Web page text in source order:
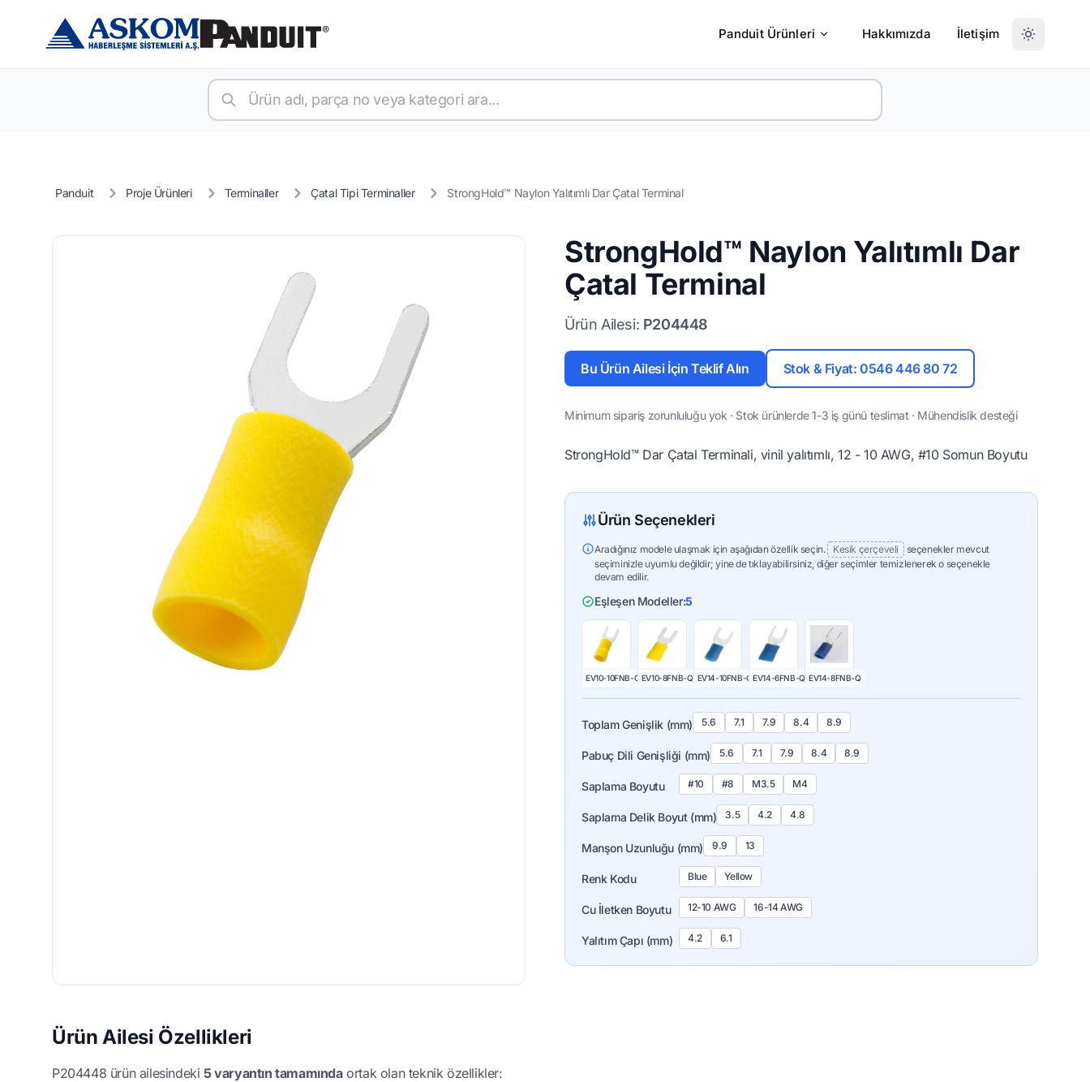
Panduit Ürünleri Hakkımızda İletişim
Panduit Proje Ürünleri Terminaller Çatal Tipi Terminaller StrongHold™ Naylon Yalıtımlı Dar Çatal Terminal
StrongHold™ Naylon Yalıtımlı Dar
Çatal Terminal
Ürün Ailesi: P204448
Bu Ürün Ailesi İçin Teklif Alın Stok & Fiyat: 0546 446 80 72
Minimum sipariş zorunluluğu yok · Stok ürünlerde 1-3 iş günü teslimat · Mühendislik desteği
StrongHold™ Dar Çatal Terminali, vinil yalıtımlı, 12 - 10 AWG, #10 Somun Boyutu
Ürün Seçenekleri
Aradığınız modele ulaşmak için aşağıdan özellik seçin. Kesik çerçeveli
seçenekler mevcut
seçiminizle uyumlu değildir; yine de tıklayabilirsiniz, diğer seçimler temizlenerek o seçenekle
devam edilir.
Eşleşen Modeller:5
EV10-10FNB-Q EV10-8FNB-Q EV14-10FNB-Q EV14-6FNB-Q EV14-8FNB-Q
Toplam Genişlik (mm) 5.6 7.1 7.9 8.4 8.9
Pabuç Dili Genişliği (mm) 5.6 7.1 7.9 8.4 8.9
Saplama Boyutu #10 #8 M3.5 M4
Saplama Delik Boyut (mm) 3.5 4.2 4.8
Manşon Uzunluğu (mm) 9.9 13
Renk Kodu Blue Yellow
Cu İletken Boyutu 12-10 AWG 16-14 AWG
Yalıtım Çapı (mm) 4.2 6.1
Ürün Ailesi Özellikleri
P204448 ürün ailesindeki 5 varyantın tamamındaortak olan teknik özellikler: